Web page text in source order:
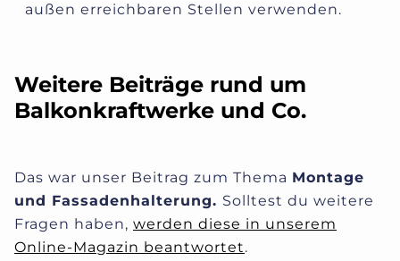
außen erreichbaren Stellen verwenden.
Weitere Beiträge rund um
Balkonkraftwerke und Co.
Das war unser Beitrag zum Thema Montage
und Fassadenhalterung. Solltest du weitere
Fragen haben, werden diese in unserem
Online-Magazin beantwortet.